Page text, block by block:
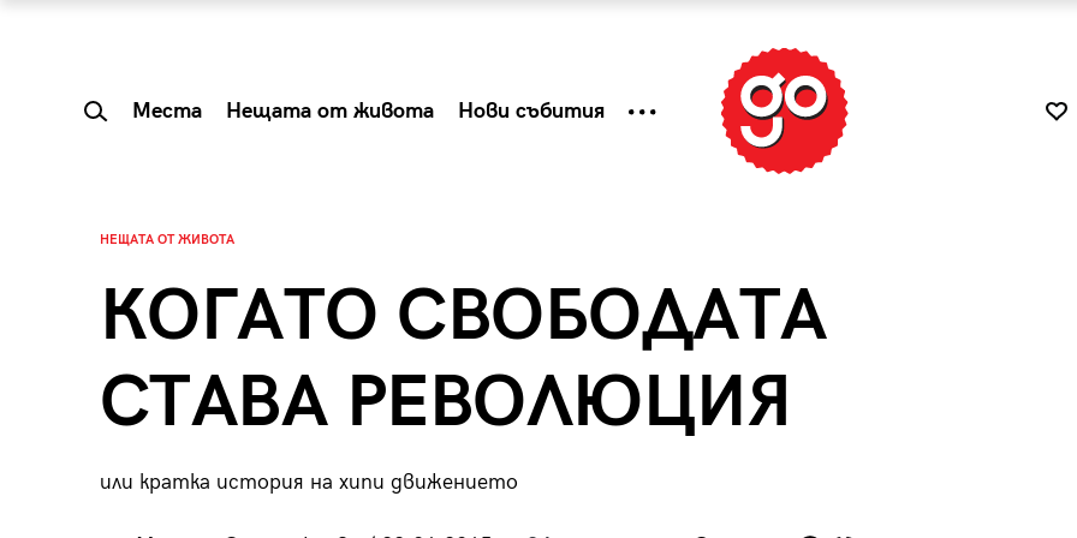
Места Нещата от живота Нови събития
НЕЩАТА ОТ ЖИВОТА
КОГАТО СВОБОДАТА
СТАВА РЕВОЛЮЦИЯ
или кратка история на хипи движението
Summer Prelude: как